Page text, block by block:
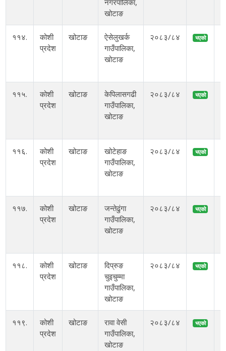
नगरपालिका,
खोटाङ
११४.
कोशी
प्रदेश
खोटाङ
ऐसेलुखर्क
गाउँपालिका,
खोटाङ
२०८३/८४ भएको
११५.
कोशी
प्रदेश
खोटाङ
केपिलासगढी
गाउँपालिका,
खोटाङ
२०८३/८४ भएको
११६.
कोशी
प्रदेश
खोटाङ
खोटेहाङ
गाउँपालिका,
खोटाङ
२०८३/८४ भएको
११७.
कोशी
प्रदेश
खोटाङ
जन्तेढुंगा
गाउँपालिका,
खोटाङ
२०८३/८४ भएको
११८.
कोशी
प्रदेश
खोटाङ
दिप्रुङ
चुइचुम्मा
गाउँपालिका,
खोटाङ
२०८३/८४ भएको
११९.
कोशी
प्रदेश
खोटाङ
रावा वेसी
गाउँपालिका,
खोटाङ
२०८३/८४ भएको